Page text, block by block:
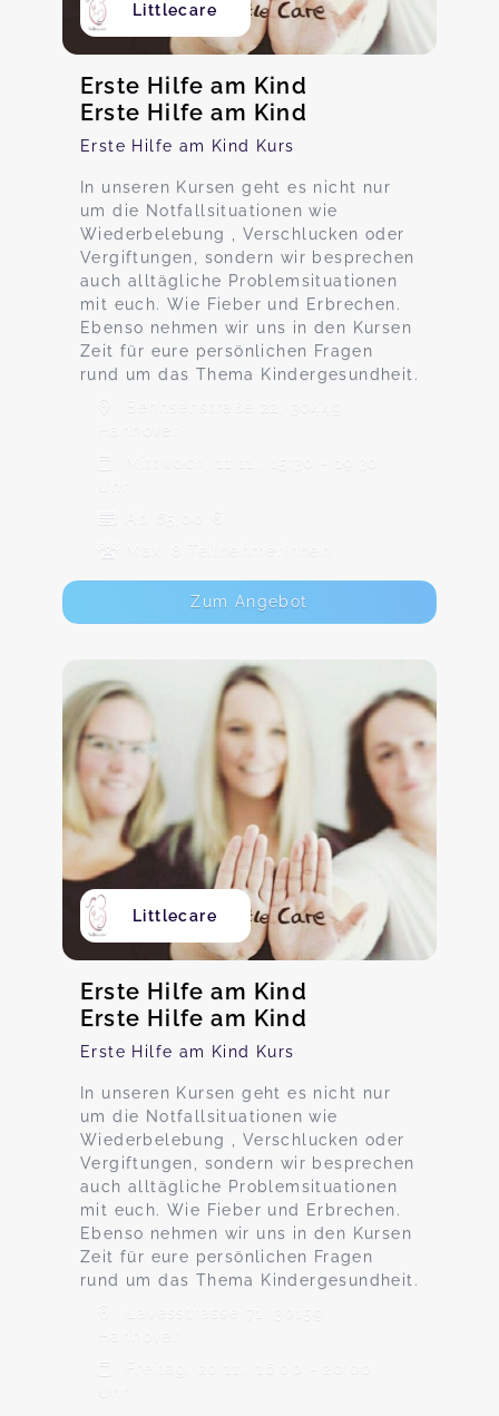
Littlecare
Erste Hilfe am Kind
Erste Hilfe am Kind
Erste Hilfe am Kind Kurs
In unseren Kursen geht es nicht nur
um die Notfallsituationen wie
Wiederbelebung , Verschlucken oder
Vergiftungen, sondern wir besprechen
auch alltägliche Problemsituationen
mit euch. Wie Fieber und Erbrechen.
Ebenso nehmen wir uns in den Kursen
Zeit für eure persönlichen Fragen
rund um das Thema Kindergesundheit.
Behnsenstraße 22, 30449
Hannover
Mittwoch, 11.11., 15:30 - 19:30
Ab 65,00 €
Max. 8 TeilnehmerInnen
Zum Angebot
Littlecare
Erste Hilfe am Kind
Erste Hilfe am Kind
Erste Hilfe am Kind Kurs
In unseren Kursen geht es nicht nur
um die Notfallsituationen wie
Wiederbelebung , Verschlucken oder
Vergiftungen, sondern wir besprechen
auch alltägliche Problemsituationen
mit euch. Wie Fieber und Erbrechen.
Ebenso nehmen wir uns in den Kursen
Zeit für eure persönlichen Fragen
rund um das Thema Kindergesundheit.
Lavesstrasse 71, 30159
Hannover
Freitag, 20.11., 16:00 - 20:00